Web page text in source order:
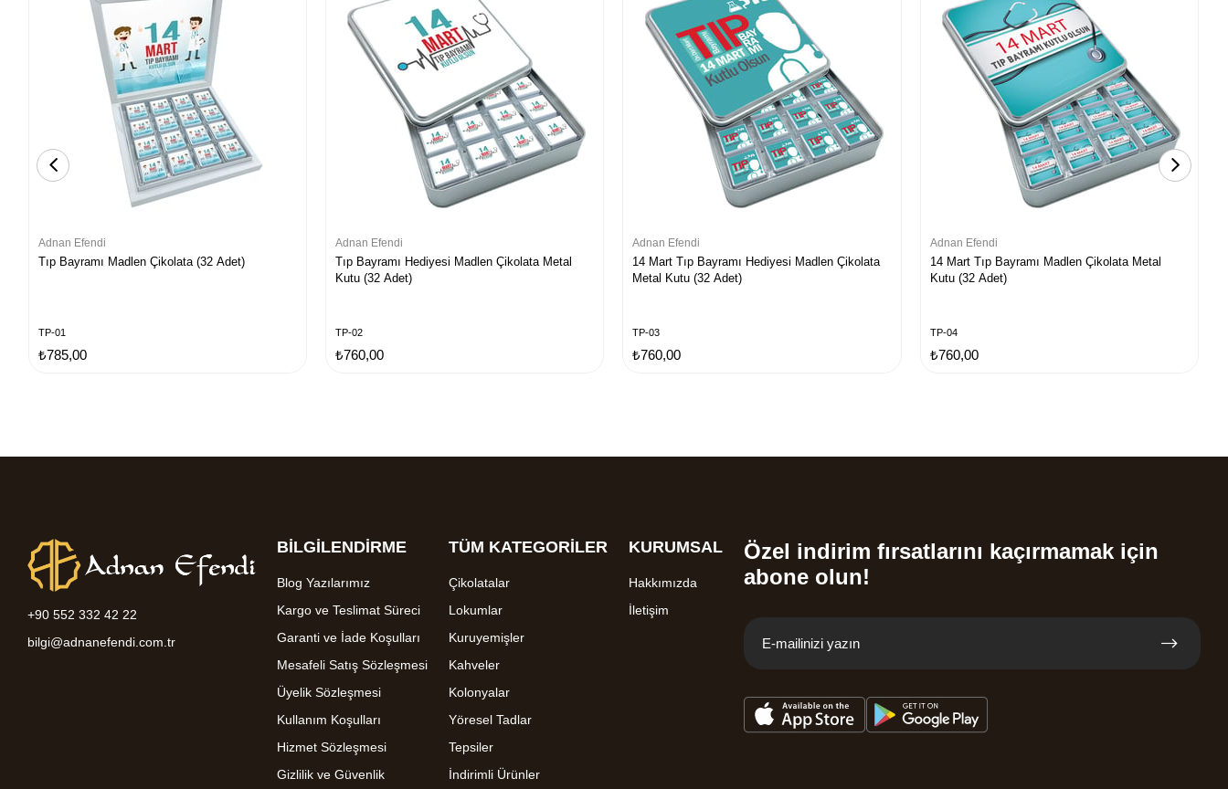
Adnan Efendi
Tıp Bayramı Madlen Çikolata (32 Adet)
TP-01
₺785,00
Adnan Efendi
Tıp Bayramı Hediyesi Madlen Çikolata Metal
Kutu (32 Adet)
TP-02
₺760,00
Adnan Efendi
14 Mart Tıp Bayramı Hediyesi Madlen Çikolata
Metal Kutu (32 Adet)
TP-03
₺760,00
Adnan Efendi
14 Mart Tıp Bayramı Madlen Çikolata Metal
Kutu (32 Adet)
TP-04
₺760,00
+90 552 332 42 22
bilgi@adnanefendi.com.tr
BİLGİLENDİRME
Blog Yazılarımız
Kargo ve Teslimat Süreci
Garanti ve İade Koşulları
Mesafeli Satış Sözleşmesi
Üyelik Sözleşmesi
Kullanım Koşulları
Hizmet Sözleşmesi
Gizlilik ve Güvenlik
TÜM KATEGORİLER
Çikolatalar
Lokumlar
Kuruyemişler
Kahveler
Kolonyalar
Yöresel Tadlar
Tepsiler
İndirimli Ürünler
KURUMSAL
Hakkımızda
İletişim
Özel indirim fırsatlarını kaçırmamak için
abone olun!